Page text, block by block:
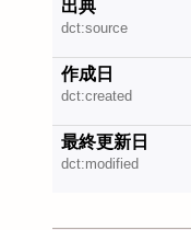
出典
dct:source
作成日
dct:created
最終更新日
dct:modified